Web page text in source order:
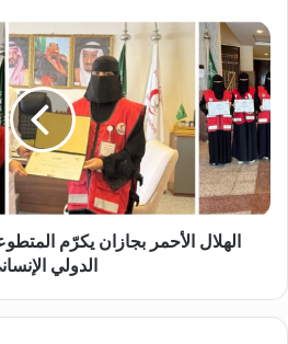
أ
ح
س
ا
ء
ز
و
ر
ا
ل
ه
ل
ا
ا
ل
أ
الهلال الأحمر بجازان يكرّم
الدولي